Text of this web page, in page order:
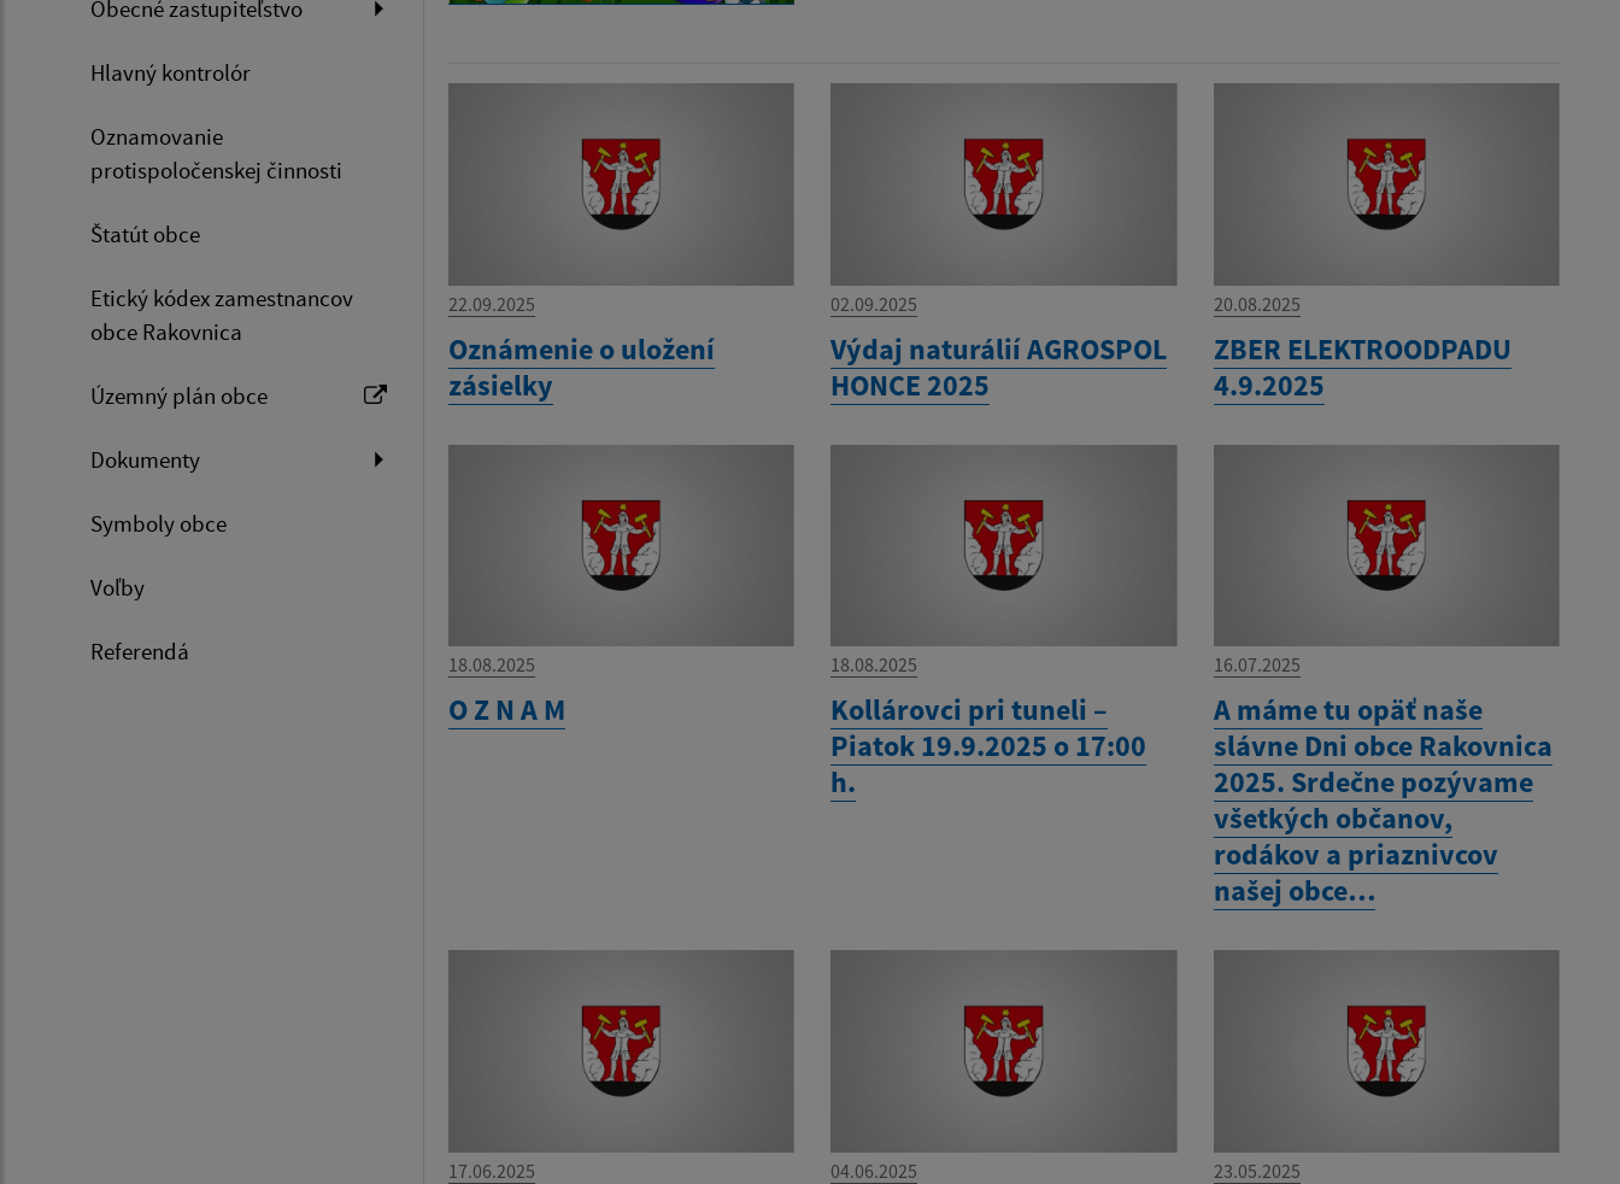
Obecné zastupiteľstvo
Hlavný kontrolór
Oznamovanie
protispoločenskej činnosti
Štatút obce
Etický kódex zamestnancov
obce Rakovnica
Územný plán obce
Dokumenty
Symboly obce
Voľby
Referendá
22.09.2025
Oznámenie o uložení
zásielky
02.09.2025
Výdaj naturálií AGROSPOL
HONCE 2025
20.08.2025
ZBER ELEKTROODPADU
4.9.2025
18.08.2025
O Z N A M
18.08.2025
Kollárovci pri tuneli –
Piatok 19.9.2025 o 17:00
h.
16.07.2025
A máme tu opäť naše
slávne Dni obce Rakovnica
2025. Srdečne pozývame
všetkých občanov,
rodákov a priaznivcov
našej obce…
17.06.2025 04.06.2025 23.05.2025